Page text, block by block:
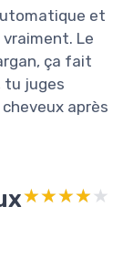
et
Le
ça fait
tu juges
après
★★★★★
★★★★★